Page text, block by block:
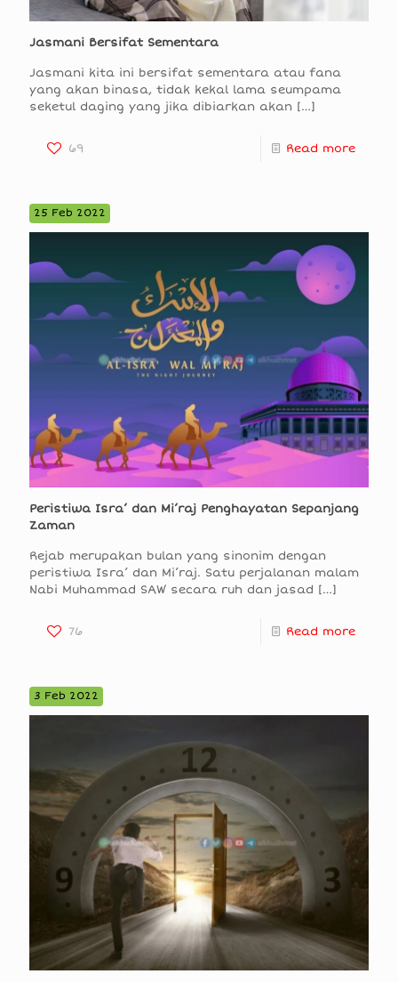
Jasmani Bersifat Sementara
Jasmani kita ini bersifat sementara atau fana
yang akan binasa, tidak kekal lama seumpama
seketul daging yang jika dibiarkan akan […]
69 Read more
25 Feb 2022
Peristiwa Isra’ dan Mi’raj Penghayatan Sepanjang
Zaman
Rejab merupakan bulan yang sinonim dengan
peristiwa Isra’ dan Mi’raj. Satu perjalanan malam
Nabi Muhammad SAW secara ruh dan jasad […]
76 Read more
3 Feb 2022